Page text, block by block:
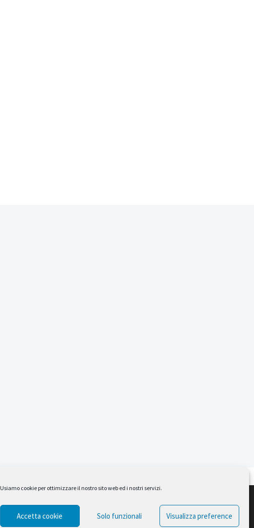
Usiamo cookie per ottimizzare il nostro sito web ed i nostri servizi.
Accetta cookie Solo funzionali Visualizza preference
Design by Ferruccio Lindaver